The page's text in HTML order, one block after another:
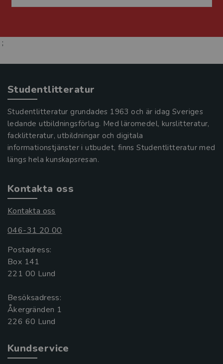
;
Studentlitteratur
Studentlitteratur grundades 1963 och är idag Sveriges
ledande utbildningsförlag. Med läromedel, kurslitteratur,
facklitteratur, utbildningar och digitala
informationstjänster i utbudet, finns Studentlitteratur med
längs hela kunskapsresan.
Kontakta oss
Kontakta oss
046-31 20 00
Postadress:
Box 141
221 00 Lund
Besöksadress:
Åkergränden 1
Kundservice